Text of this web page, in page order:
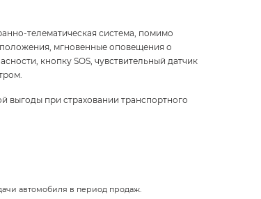
телематическая система, помимо
мгновенные оповещения о
кнопку SOS, чувствительный датчик
выгоды при страховании транспортного
автомобиля в период продаж.